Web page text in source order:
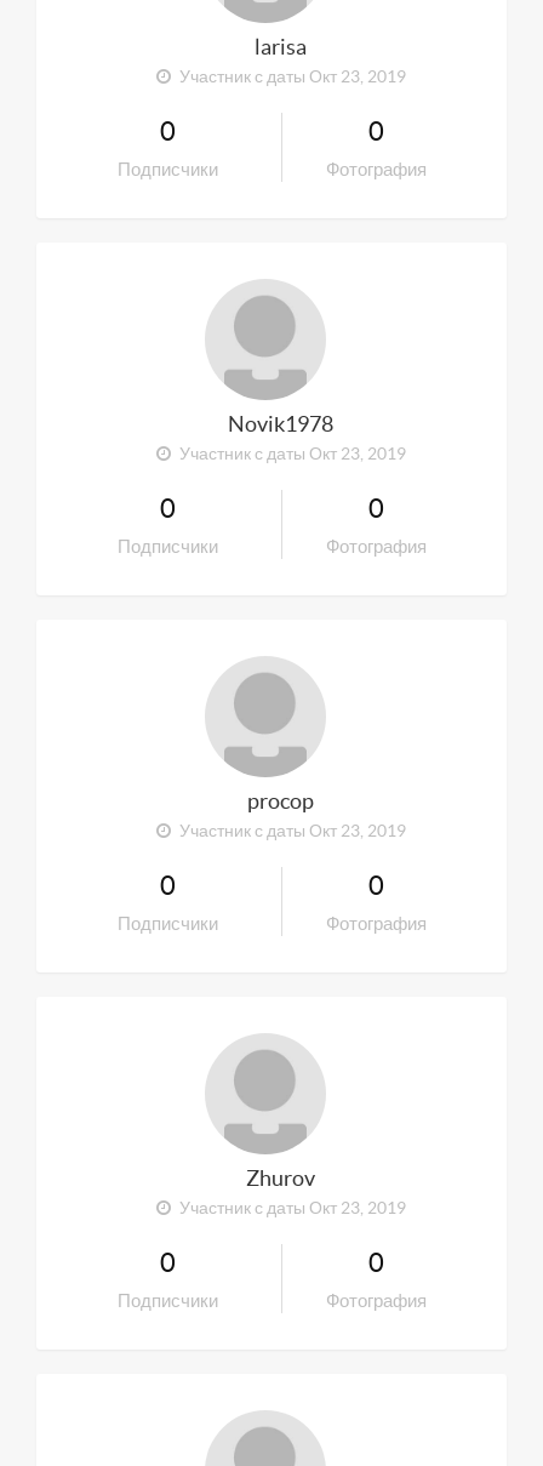
larisa
Участник с даты Окт 23, 2019
0
Подписчики
0
Фотография
Novik1978
Участник с даты Окт 23, 2019
0
Подписчики
0
Фотография
procop
Участник с даты Окт 23, 2019
0
Подписчики
0
Фотография
Zhurov
Участник с даты Окт 23, 2019
0
Подписчики
0
Фотография